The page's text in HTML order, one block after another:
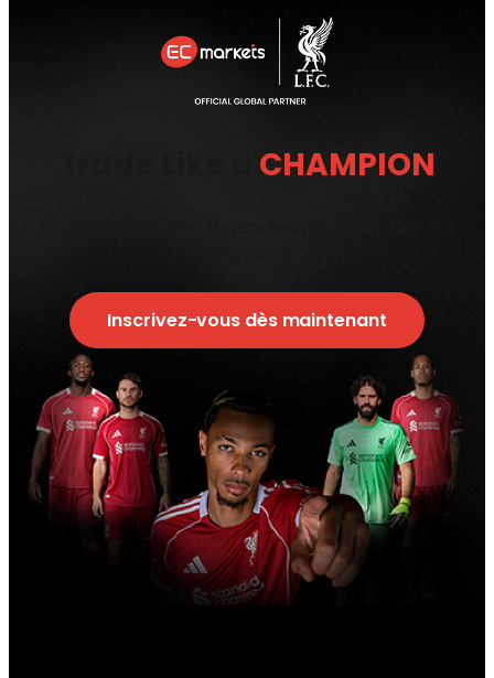
CHAMPION
Inscrivez-vous dès maintenant